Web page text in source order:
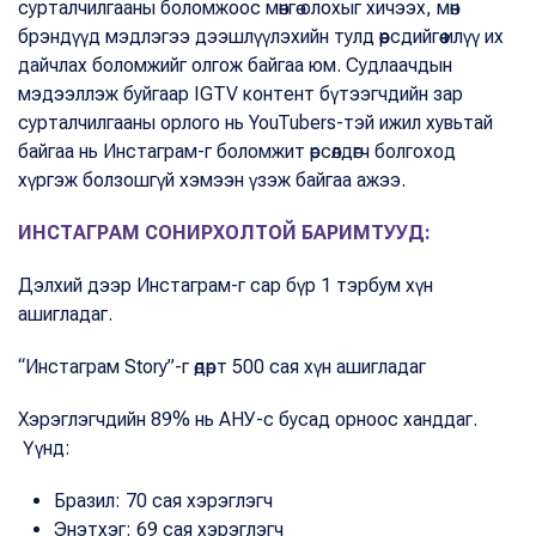
сурталчилгааны боломжоос мөнгө олохыг хичээх, мөн
брэндүүд мэдлэгээ дээшлүүлэхийн тулд өөрсдийгөө илүү их
дайчлах боломжийг олгож байгаа юм. Судлаачдын
мэдээллэж буйгаар IGTV контент бүтээгчдийн зар
сурталчилгааны орлого нь YouTubers-тэй ижил хувьтай
байгаа нь Инстаграм-г боломжит өрсөлдөгч болгоход
хүргэж болзошгүй хэмээн үзэж байгаа ажээ.
ИНСТАГРАМ СОНИРХОЛТОЙ БАРИМТУУД:
Дэлхий дээр Инстаграм-г сар бүр 1 тэрбум хүн
ашигладаг.
“Инстаграм Story”-г өдөрт 500 сая хүн ашигладаг
Хэрэглэгчдийн 89% нь АНУ-с бусад орноос ханддаг.
Үүнд:
Бразил: 70 сая хэрэглэгч
Энэтхэг: 69 сая хэрэглэгч